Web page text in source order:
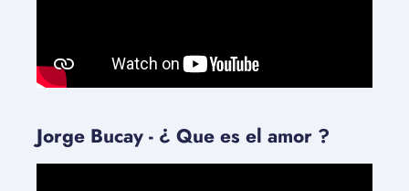
Jorge Bucay - ¿ Que es el amor ?